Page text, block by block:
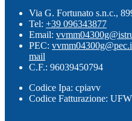
Via G. Fortunato s.n.c.,
Tel: +39 096343877
Email:
PEC:
mail
C.F.: 96039450794
Codice Ipa: cpiavv
Codice Fatturazione: